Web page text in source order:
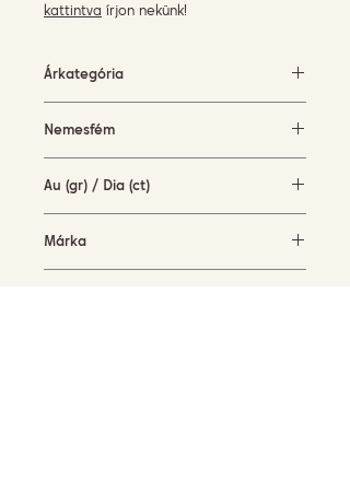
kattintva írjon nekünk!
Árkategória
Nemesfém
Au (gr) / Dia (ct)
Márka